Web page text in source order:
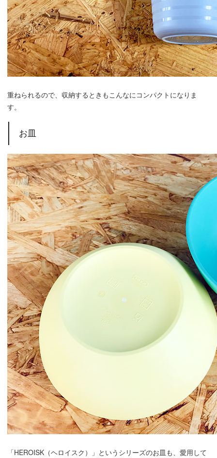
重ねられるので、収納するときもこんなにコンパクトになりま
す。
お皿
「HEROISK（ヘロイスク）」というシリーズのお皿も、愛用して